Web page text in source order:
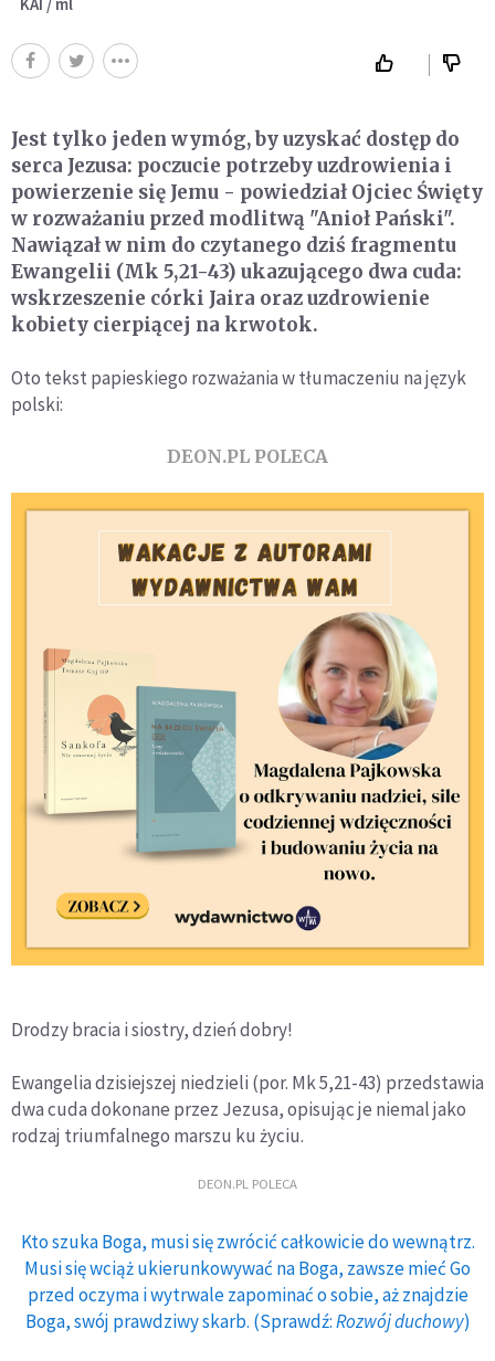
Jest tylko jeden wymóg, by uzyskać dostęp do
serca Jezusa: poczucie potrzeby uzdrowienia i
powierzenie się Jemu - powiedział Ojciec Święty
w rozważaniu przed modlitwą "Anioł Pański".
Nawiązał w nim do czytanego dziś fragmentu
Ewangelii (Mk 5,21-43) ukazującego dwa cuda:
wskrzeszenie córki Jaira oraz uzdrowienie
kobiety cierpiącej na krwotok.
Oto tekst papieskiego rozważania w tłumaczeniu na język
polski:
DEON.PL POLECA
Drodzy bracia i siostry, dzień dobry!
Ewangelia dzisiejszej niedzieli (por. Mk 5,21-43) przedstawia
dwa cuda dokonane przez Jezusa, opisując je niemal jako
rodzaj triumfalnego marszu ku życiu.
DEON.PL POLECA
Kto szuka Boga, musi się zwrócić całkowicie do wewnątrz.
Musi się wciąż ukierunkowywać na Boga, zawsze mieć Go
przed oczyma i wytrwale zapominać o sobie, aż znajdzie
Boga, swój prawdziwy skarb. (Sprawdź:Rozwój duchowy)